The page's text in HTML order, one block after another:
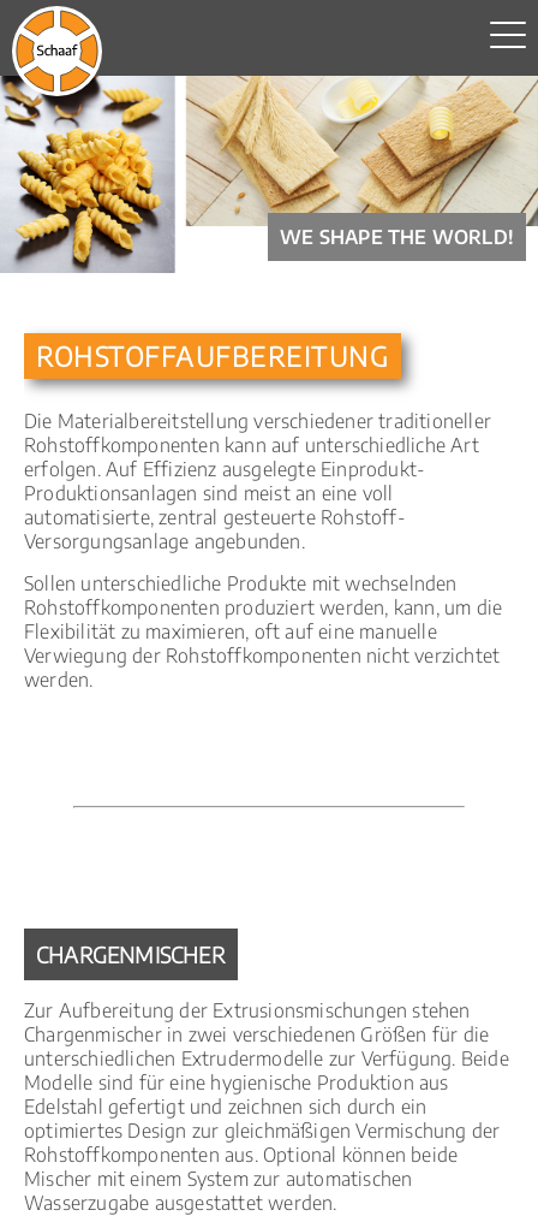
WE SHAPE THE WORLD!
ROHSTOFF­AUFBEREITUNG
Die Materialbereitstellung verschiedener traditioneller
Rohstoffkomponenten kann auf unterschiedliche Art
erfolgen. Auf Effizienz ausgelegte Einprodukt-
Produktionsanlagen sind meist an eine voll
automatisierte, zentral gesteuerte Rohstoff-
Versorgungsanlage angebunden.
Sollen unterschiedliche Produkte mit wechselnden
Rohstoffkomponenten produziert werden, kann, um die
Flexibilität zu maximieren, oft auf eine manuelle
Verwiegung der Rohstoffkomponenten nicht verzichtet
werden.
CHARGENMISCHER
Zur Aufbereitung der Extrusionsmischungen stehen
Chargenmischer in zwei verschiedenen Größen für die
unterschiedlichen Extrudermodelle zur Verfügung. Beide
Modelle sind für eine hygienische Produktion aus
Edelstahl gefertigt und zeichnen sich durch ein
optimiertes Design zur gleichmäßigen Vermischung der
Rohstoffkomponenten aus. Optional können beide
Mischer mit einem System zur automatischen
Wasserzugabe ausgestattet werden.